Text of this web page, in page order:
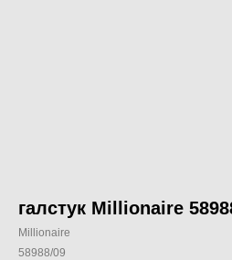
галстук Millionaire
Millionaire
58988/09